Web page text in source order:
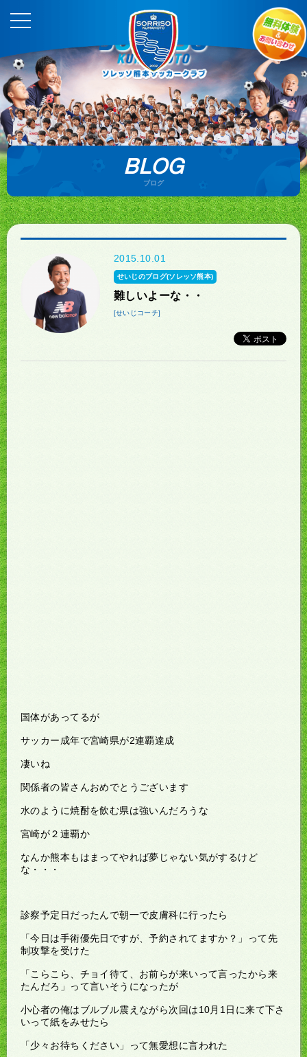
BLOG
ブログ
2015.10.01
せいじのブログ(ソレッソ熊本)
難しいよーな・・
[せいじコーチ]
国体があってるが
サッカー成年で宮崎県が2連覇達成
凄いね
関係者の皆さんおめでとうございます
水のように焼酎を飲む県は強いんだろうな
宮崎が２連覇か
なんか熊本もはまってやれば夢じゃない気がするけど
な・・・
診察予定日だったんで朝一で皮膚科に行ったら
「今日は手術優先日ですが、予約されてますか？」って先
制攻撃を受けた
「こらこら、チョイ待て、お前らが来いって言ったから来
たんだろ」って言いそうになったが
小心者の俺はブルブル震えながら次回は10月1日に来て下さ
いって紙をみせたら
「少々お待ちください」って無愛想に言われた